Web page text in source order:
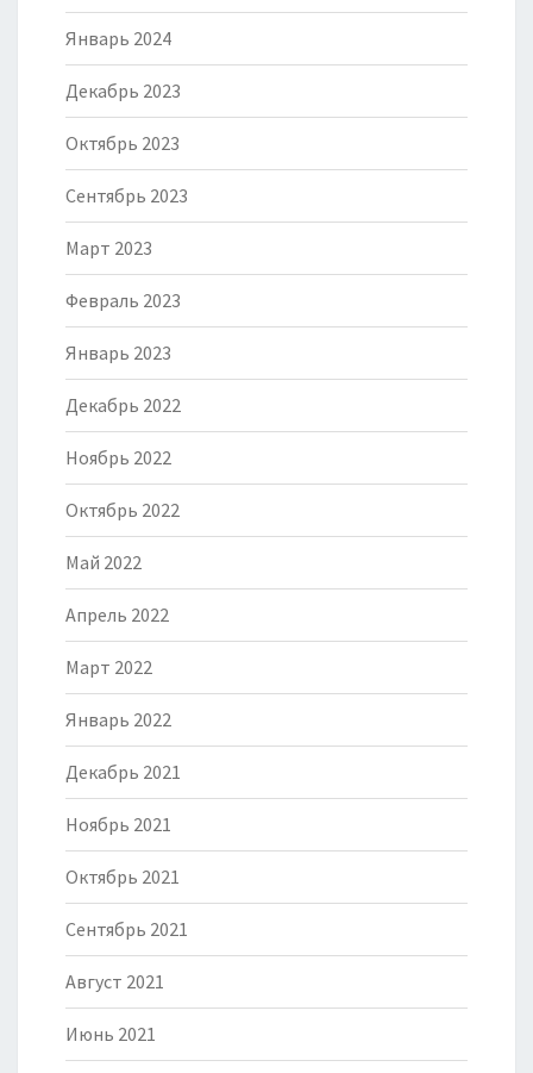
Январь 2024
Декабрь 2023
Октябрь 2023
Сентябрь 2023
Март 2023
Февраль 2023
Январь 2023
Декабрь 2022
Ноябрь 2022
Октябрь 2022
Май 2022
Апрель 2022
Март 2022
Январь 2022
Декабрь 2021
Ноябрь 2021
Октябрь 2021
Сентябрь 2021
Август 2021
Июнь 2021